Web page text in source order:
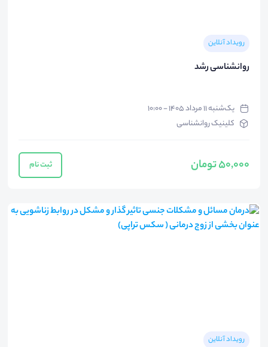
رویداد آنلاین
روانشناسی رشد
یک‌شنبه ۱۱ مرداد ۱۴۰۵ - ۱۰:۰۰
کلینیک روانشناسی
50,000 تومان ثبت نام
رویداد آنلاین